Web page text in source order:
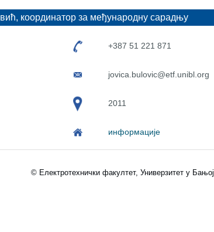
координатор за међународну сарадњу
+387 51 221 871
jovica.bulovic@etf.unibl.org
2011
информације
© Електротехнички факултет, Универзитет у